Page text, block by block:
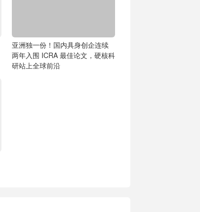
亚洲独一份！国内具身创企连续
两年入围 ICRA 最佳论文，硬核科
研站上全球前沿